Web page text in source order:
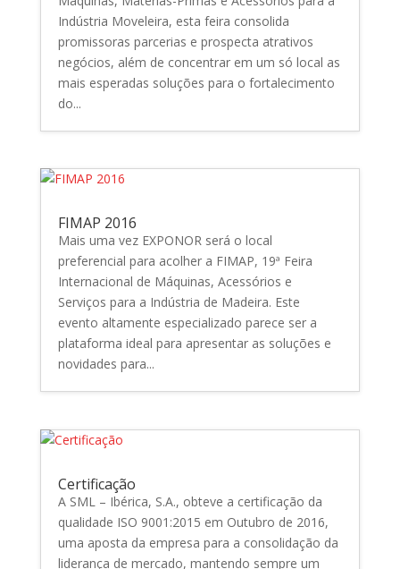
Indústria Moveleira, esta feira consolida
promissoras parcerias e prospecta atrativos
negócios, além de concentrar em um só local as
mais esperadas soluções para o fortalecimento
do...
FIMAP 2016
Mais uma vez EXPONOR será o local
preferencial para acolher a FIMAP, 19ª Feira
Internacional de Máquinas, Acessórios e
Serviços para a Indústria de Madeira. Este
evento altamente especializado parece ser a
plataforma ideal para apresentar as soluções e
novidades para...
Certificação
A SML – Ibérica, S.A., obteve a certificação da
qualidade ISO 9001:2015 em Outubro de 2016,
uma aposta da empresa para a consolidação da
liderança de mercado, mantendo sempre um